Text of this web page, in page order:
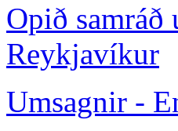
Opið samráð
Reykjavíkur
Umsagnir -